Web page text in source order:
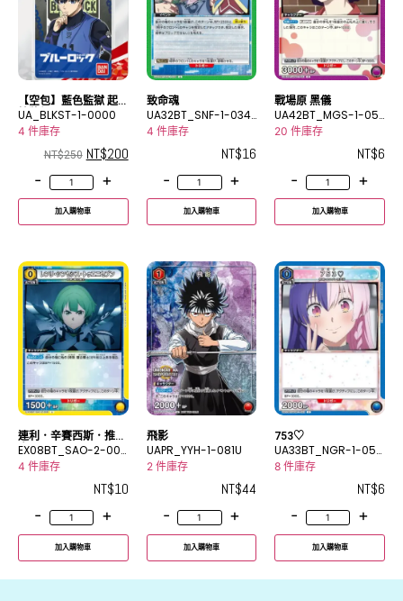
【空包】藍色監獄 起
始牌組
UA_BLKST-1-0000
4 件庫存
NT$250 NT$200
-
+
加入購物車
致命魂
UA32BT_SNF-1-034
U
4 件庫存
NT$16
-
+
加入購物車
戰場原 黑儀
UA42BT_MGS-1-051
C
20 件庫存
NT$6
-
+
加入購物車
連利．辛賽西斯．推尼
賽門
EX08BT_SAO-2-008
U
4 件庫存
NT$10
-
+
加入購物車
飛影
UAPR_YYH-1-081U
2 件庫存
NT$44
-
+
加入購物車
753♡
UA33BT_NGR-1-052
C
8 件庫存
NT$6
-
+
加入購物車